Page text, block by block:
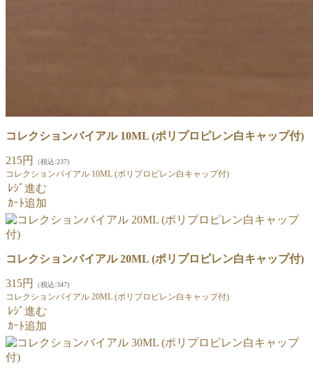
コレクションバイアル 10ML (ポリプロピレン白キャップ付)
215円 （税込:237)
コレクションバイアル 10ML (ポリプロピレン白キャップ付)
ﾚｼﾞ進む
ｶｰﾄ追加
コレクションバイアル 20ML (ポリプロピレン白キャップ付)
315円 （税込:347)
コレクションバイアル 20ML (ポリプロピレン白キャップ付)
ﾚｼﾞ進む
ｶｰﾄ追加